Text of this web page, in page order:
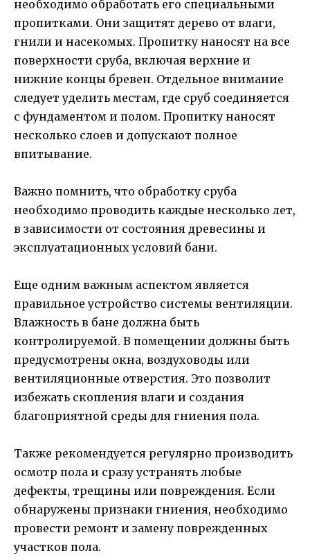
необходимо обработать его специальными
пропитками. Они защитят дерево от влаги,
гнили и насекомых. Пропитку наносят на все
поверхности сруба, включая верхние и
нижние концы бревен. Отдельное внимание
следует уделить местам, где сруб соединяется
с фундаментом и полом. Пропитку наносят
несколько слоев и допускают полное
впитывание.
Важно помнить, что обработку сруба
необходимо проводить каждые несколько лет,
в зависимости от состояния древесины и
эксплуатационных условий бани.
Еще одним важным аспектом является
правильное устройство системы вентиляции.
Влажность в бане должна быть
контролируемой. В помещении должны быть
предусмотрены окна, воздуховоды или
вентиляционные отверстия. Это позволит
избежать скопления влаги и создания
благоприятной среды для гниения пола.
Также рекомендуется регулярно производить
осмотр пола и сразу устранять любые
дефекты, трещины или повреждения. Если
обнаружены признаки гниения, необходимо
провести ремонт и замену поврежденных
участков пола.